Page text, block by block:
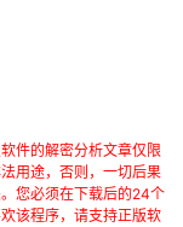
件的解密分析文章仅限
用途，否则，一切后果
您必须在下载后的24个
该程序，请支持正版软